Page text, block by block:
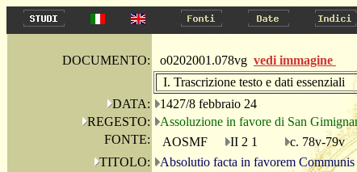
DOCUMENTO: o0202001.078vg vedi immagine
I. Trascrizione testo e dati essenziali
DATA:
1427/8 febbraio 24
REGESTO:
Assoluzione in favore di San
FONTE:
AOSMF II 2 1 c. 78v-79v
TITOLO:
Absolutio facta in favorem